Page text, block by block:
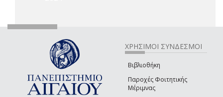
ΧΡΗΣΙΜΟΙ ΣΥΝΔΕΣΜΟΙ
Βιβλιοθήκη
Παροχές Φοιτητικής
Μέριμνας